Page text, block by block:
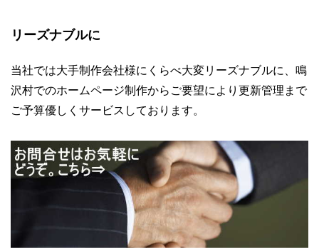
リーズナブルに
当社では大手制作会社様にくらべ大変リーズナブルに、鳴
沢村でのホームページ制作からご要望により更新管理まで
ご予算優しくサービスしております。